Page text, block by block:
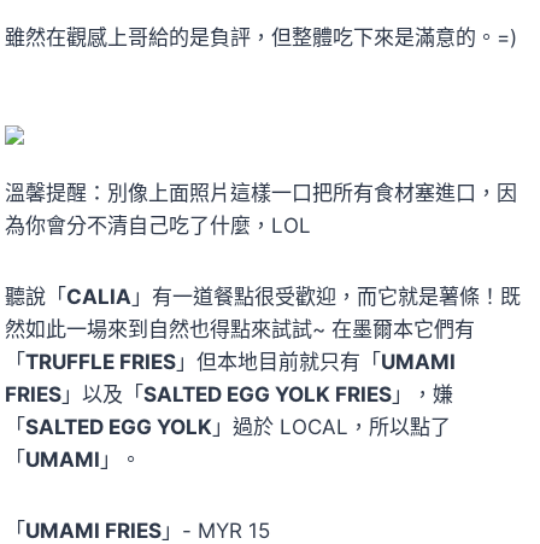
雖然在觀感上哥給的是負評，但整體吃下來是滿意的。=)
溫馨提醒：別像上面照片這樣一口把所有食材塞進口，因
為你會分不清自己吃了什麼，LOL
聽說「CALIA 」有一道餐點很受歡迎，而它就是薯條！既
然如此一場來到自然也得點來試試~ 在墨爾本它們有
「TRUFFLE FRIES 」但本地目前就只有「UMAMI
FRIES 」以及「SALTED EGG YOLK FRIES 」，嫌
「SALTED EGG YOLK 」過於 LOCAL，所以點了
「UMAMI 」。
「UMAMI FRIES 」- MYR 15